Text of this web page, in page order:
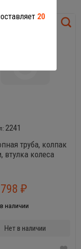
2241
труба, колпак
втулка колеса
трубы
798 ₽
наличии
Нет в наличии
20